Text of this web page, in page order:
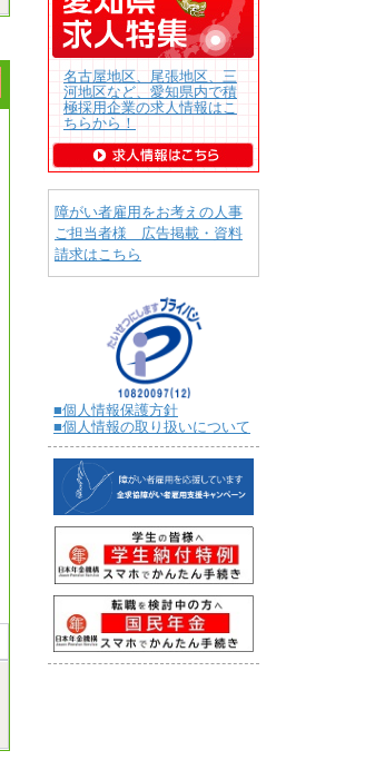
名古屋地区、尾張地区、三
河地区など、愛知県内で積
極採用企業の求人情報はこ
ちらから！
障がい者雇用をお考えの人事
ご担当者様 広告掲載・資料
請求はこちら
■個人情報保護方針
■個人情報の取り扱いについて